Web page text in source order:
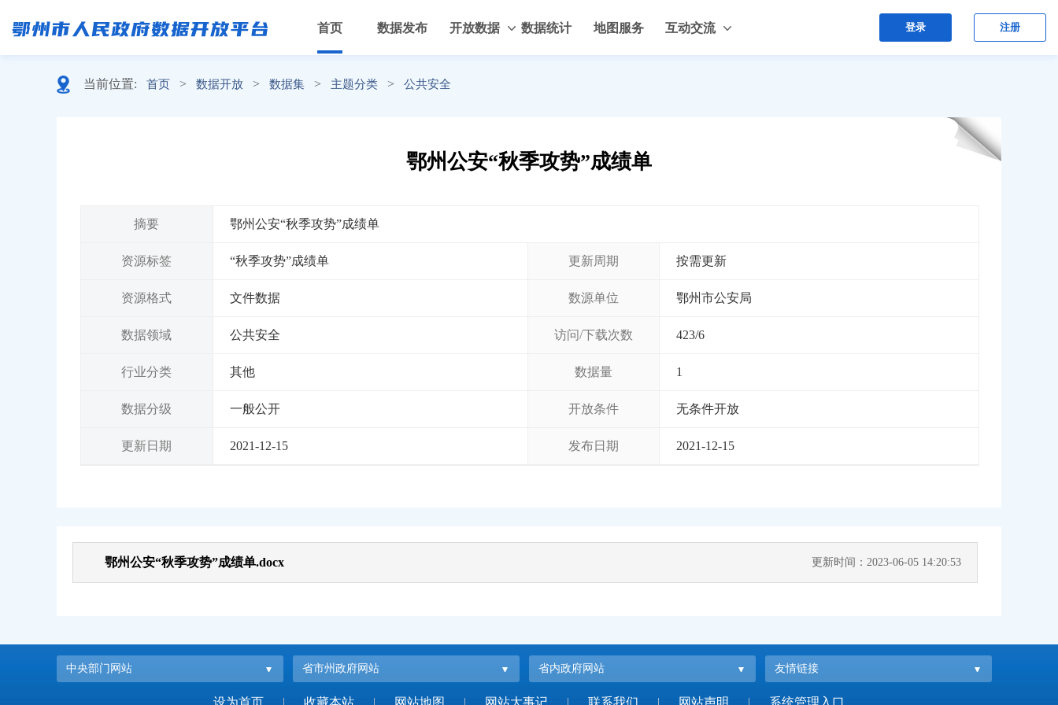
首页 数据发布 开放数据 数据统计 地图服务 互动交流 登录 注册
当前位置: 首页 > 数据开放 > 数据集 > 主题分类 > 公共安全
鄂州公安“秋季攻势”成绩单
摘要 鄂州公安“秋季攻势”成绩单
资源标签 “秋季攻势”成绩单 更新周期 按需更新
资源格式 文件数据 数源单位 鄂州市公安局
数据领域 公共安全 访问/下载次数 423/6
行业分类 其他 数据量 1
数据分级 一般公开 开放条件 无条件开放
更新日期 2021-12-15 发布日期 2021-12-15
鄂州公安“秋季攻势”成绩单.docx 更新时间：2023-06-05 14:20:53
中央部门网站 省市州政府网站 省内政府网站 友情链接
设为首页 | 收藏本站 | 网站地图 | 网站大事记 | 联系我们 | 网站声明 | 系统管理入口